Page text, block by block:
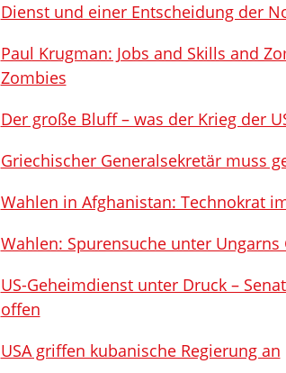
Dienst und einer Entscheidung der
Paul Krugman: Jobs and Skills and
Zombies
Der große Bluff – was der Krieg der
Griechischer Generalsekretär muss
Wahlen in Afghanistan: Technokrat
Wahlen: Spurensuche unter Ungarns
US-Geheimdienst unter Druck –
offen
USA griffen kubanische Regierung an